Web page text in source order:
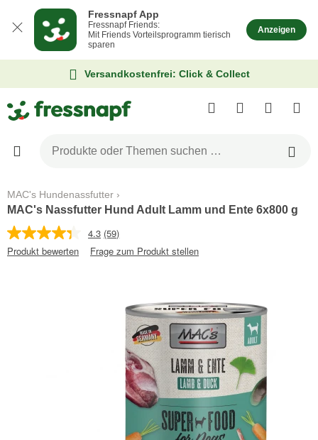
Fressnapf App
Fressnapf Friends:
Mit Friends Vorteilsprogramm tierisch
sparen
Anzeigen
Versandkostenfrei: Click & Collect
MAC's Hundenassfutter
MAC's Nassfutter Hund Adult Lamm und Ente 6x800 g
4.3 (59)
Produkt bewerten
Frage zum Produkt stellen